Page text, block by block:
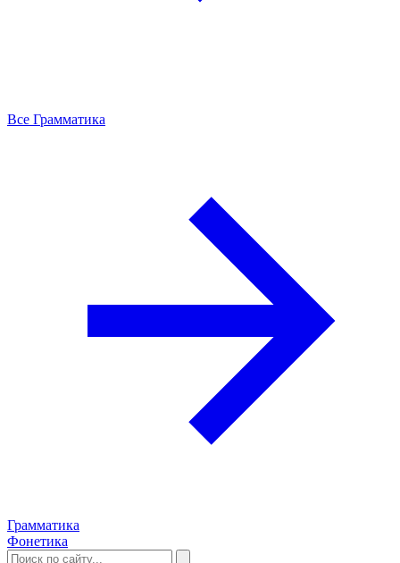
Все Грамматика
Грамматика
Фонетика